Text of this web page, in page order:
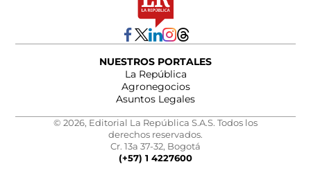
NUESTROS PORTALES
La República
Agronegocios
Asuntos Legales
© 2026, Editorial La República S.A.S. Todos los
derechos reservados.
Cr. 13a 37-32, Bogotá
(+57) 1 4227600